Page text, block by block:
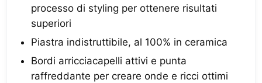
processo di styling per ottenere risultati
superiori
Piastra indistruttibile, al 100% in ceramica
Bordi arricciacapelli attivi e punta
raffreddante per creare onde e ricci ottimi